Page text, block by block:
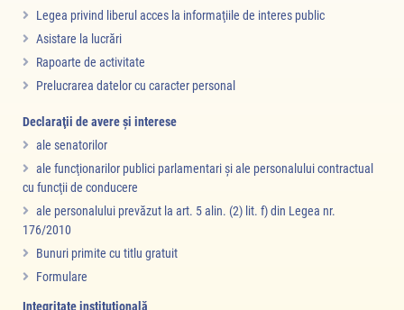
Legea privind liberul acces la informaţiile de interes public
Asistare la lucrări
Rapoarte de activitate
Prelucrarea datelor cu caracter personal
Declaraţii de avere şi interese
ale senatorilor
ale funcţionarilor publici parlamentari şi ale personalului contractual
cu funcţii de conducere
ale personalului prevăzut la art. 5 alin. (2) lit. f) din Legea nr.
176/2010
Bunuri primite cu titlu gratuit
Formulare
Integritate instituţională